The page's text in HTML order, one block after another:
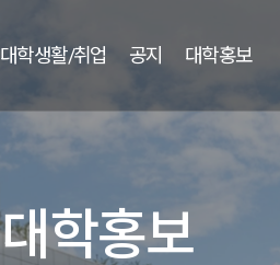
대학생활/취업 공지 대학홍보
대학홍보